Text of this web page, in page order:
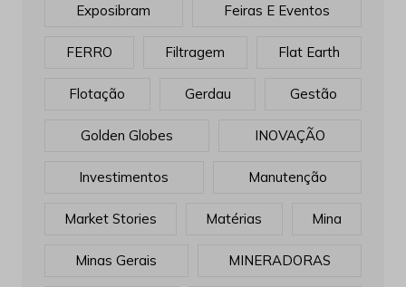
Exposibram Feiras E Eventos
FERRO Filtragem Flat Earth
Flotação Gerdau Gestão
Golden Globes INOVAÇÃO
Investimentos Manutenção
Market Stories Matérias Mina
Minas Gerais MINERADORAS